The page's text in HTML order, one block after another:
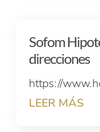
Sofom
direcciones
https://
LEER MÁS